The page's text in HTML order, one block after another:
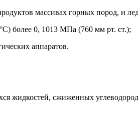
массивах горных пород, и
более 0, 1013 МПа (760 мм рт. ст.);
аппаратов.
жидкостей, сжиженных